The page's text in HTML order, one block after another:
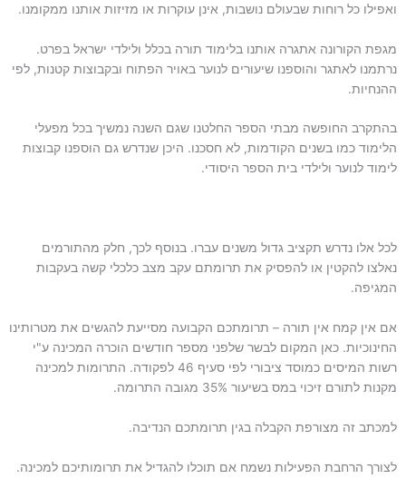
ואפילו כל רוחות שבעולם נושבות, אינן עוקרות או מזיזות אותנו ממקומנו.
מגפת הקורונה אתגרה אותנו בלימוד תורה בכלל ולילדי ישראל בפרט.
נרתמנו לאתגר והוספנו שיעורים לנוער באויר הפתוח ובקבוצות קטנות, לפי
ההנחיות.
בהתקרב החופשה מבתי הספר החלטנו שגם השנה נמשיך בכל מפעלי
הלימוד כמו בשנים הקודמות, לא חסכנו. היכן שנדרש גם הוספנו קבוצות
לימוד לנוער ולילדי בית הספר היסודי.
לכל אלו נדרש תקציב גדול משנים עברו. בנוסף לכך, חלק מהתורמים
נאלצו להקטין או להפסיק את תרומתם עקב מצב כלכלי קשה בעקבות
המגיפה.
אם אין קמח אין תורה – תרומתכם הקבועה מסייעת להגשים את מטרותינו
החינוכיות. כאן המקום לבשר שלפני מספר חודשים הוכרה המכינה ע"י
רשות המיסים כמוסד ציבורי לפי סעיף 46 לפקודה. התרומות למכינה
מקנות לתורם זיכוי במס בשיעור 35% מגובה התרומה.
למכתב זה מצורפת הקבלה בגין תרומתכם הנדיבה.
לצורך הרחבת הפעילות נשמח אם תוכלו להגדיל את תרומותיכם למכינה.